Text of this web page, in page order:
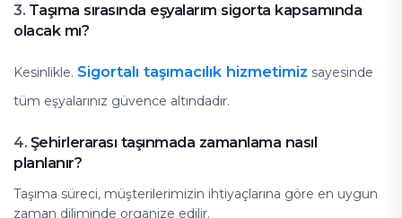
3. Taşıma sırasında eşyalarım sigorta kapsamında
olacak mı?
Kesinlikle. Sigortalı taşımacılık hizmetimiz sayesinde
tüm eşyalarınız güvence altındadır.
4. Şehirlerarası taşınmada zamanlama nasıl
planlanır?
Taşıma süreci, müşterilerimizin ihtiyaçlarına göre en uygun
zaman diliminde organize edilir.